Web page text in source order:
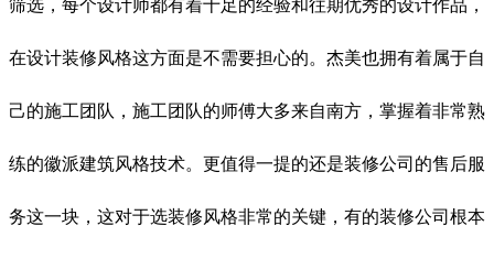
筛选，每个设计师都有着十足的经验和往期优秀的设计作品，
在设计装修风格这方面是不需要担心的。杰美也拥有着属于自
己的施工团队，施工团队的师傅大多来自南方，掌握着非常熟
练的徽派建筑风格技术。更值得一提的还是装修公司的售后服
务这一块，这对于选装修风格非常的关键，有的装修公司根本